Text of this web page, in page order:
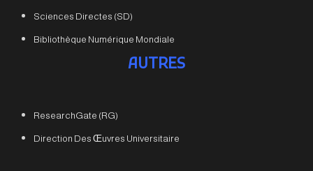
Sciences Directes (SD)
Bibliothèque Numérique Mondiale
AUTRES
ResearchGate (RG)
Direction Des Œuvres Universitaire